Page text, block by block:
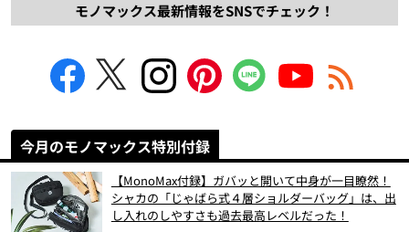
モノマックス最新情報をSNSでチェック！
今月のモノマックス特別付録
【MonoMax付録】ガバッと開いて中身が一目瞭然！
シャカの「じゃばら式４層ショルダーバッグ」は、出
し入れのしやすさも過去最高レベルだった！